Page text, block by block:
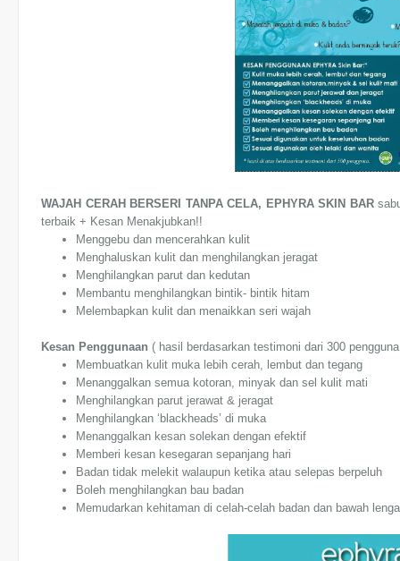
WAJAH CERAH BERSERI TANPA CELA, EPHYRA SKIN BAR
terbaik + Kesan Menakjubkan!!
Menggebu dan mencerahkan kulit
Menghaluskan kulit dan menghilangkan jeragat
Menghilangkan parut dan kedutan
Membantu menghilangkan bintik- bintik hitam
Melembapkan kulit dan menaikkan seri wajah
Kesan Penggunaan ( hasil berdasarkan testimoni dari 300
Membuatkan kulit muka lebih cerah, lembut dan tegang
Menanggalkan semua kotoran, minyak dan sel kulit mati
Menghilangkan parut jerawat & jeragat
Menghilangkan ‘blackheads’ di muka
Menanggalkan kesan solekan dengan efektif
Memberi kesan kesegaran sepanjang hari
Badan tidak melekit walaupun ketika atau selepas berpeluh
Boleh menghilangkan bau badan
Memudarkan kehitaman di celah-celah badan dan bawah